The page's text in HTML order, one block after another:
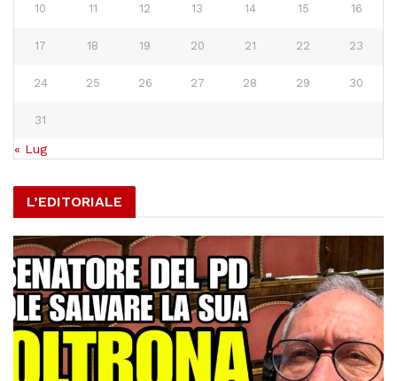
10 11 12 13 14 15 16
17 18 19 20 21 22 23
24 25 26 27 28 29 30
31
« Lug
L’EDITORIALE